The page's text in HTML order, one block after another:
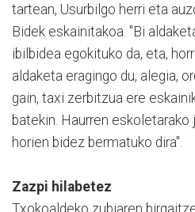
tartean, Usurbilgo herri eta
Bidek eskainitakoa. "Bi
ibilbidea egokituko da, eta,
aldaketa eragingo du, alegia,
gain, taxi zerbitzua ere
batekin. Haurren
horien bidez bermatuko dira".
Zazpi hilabetez
Txokoaldeko zubiaren